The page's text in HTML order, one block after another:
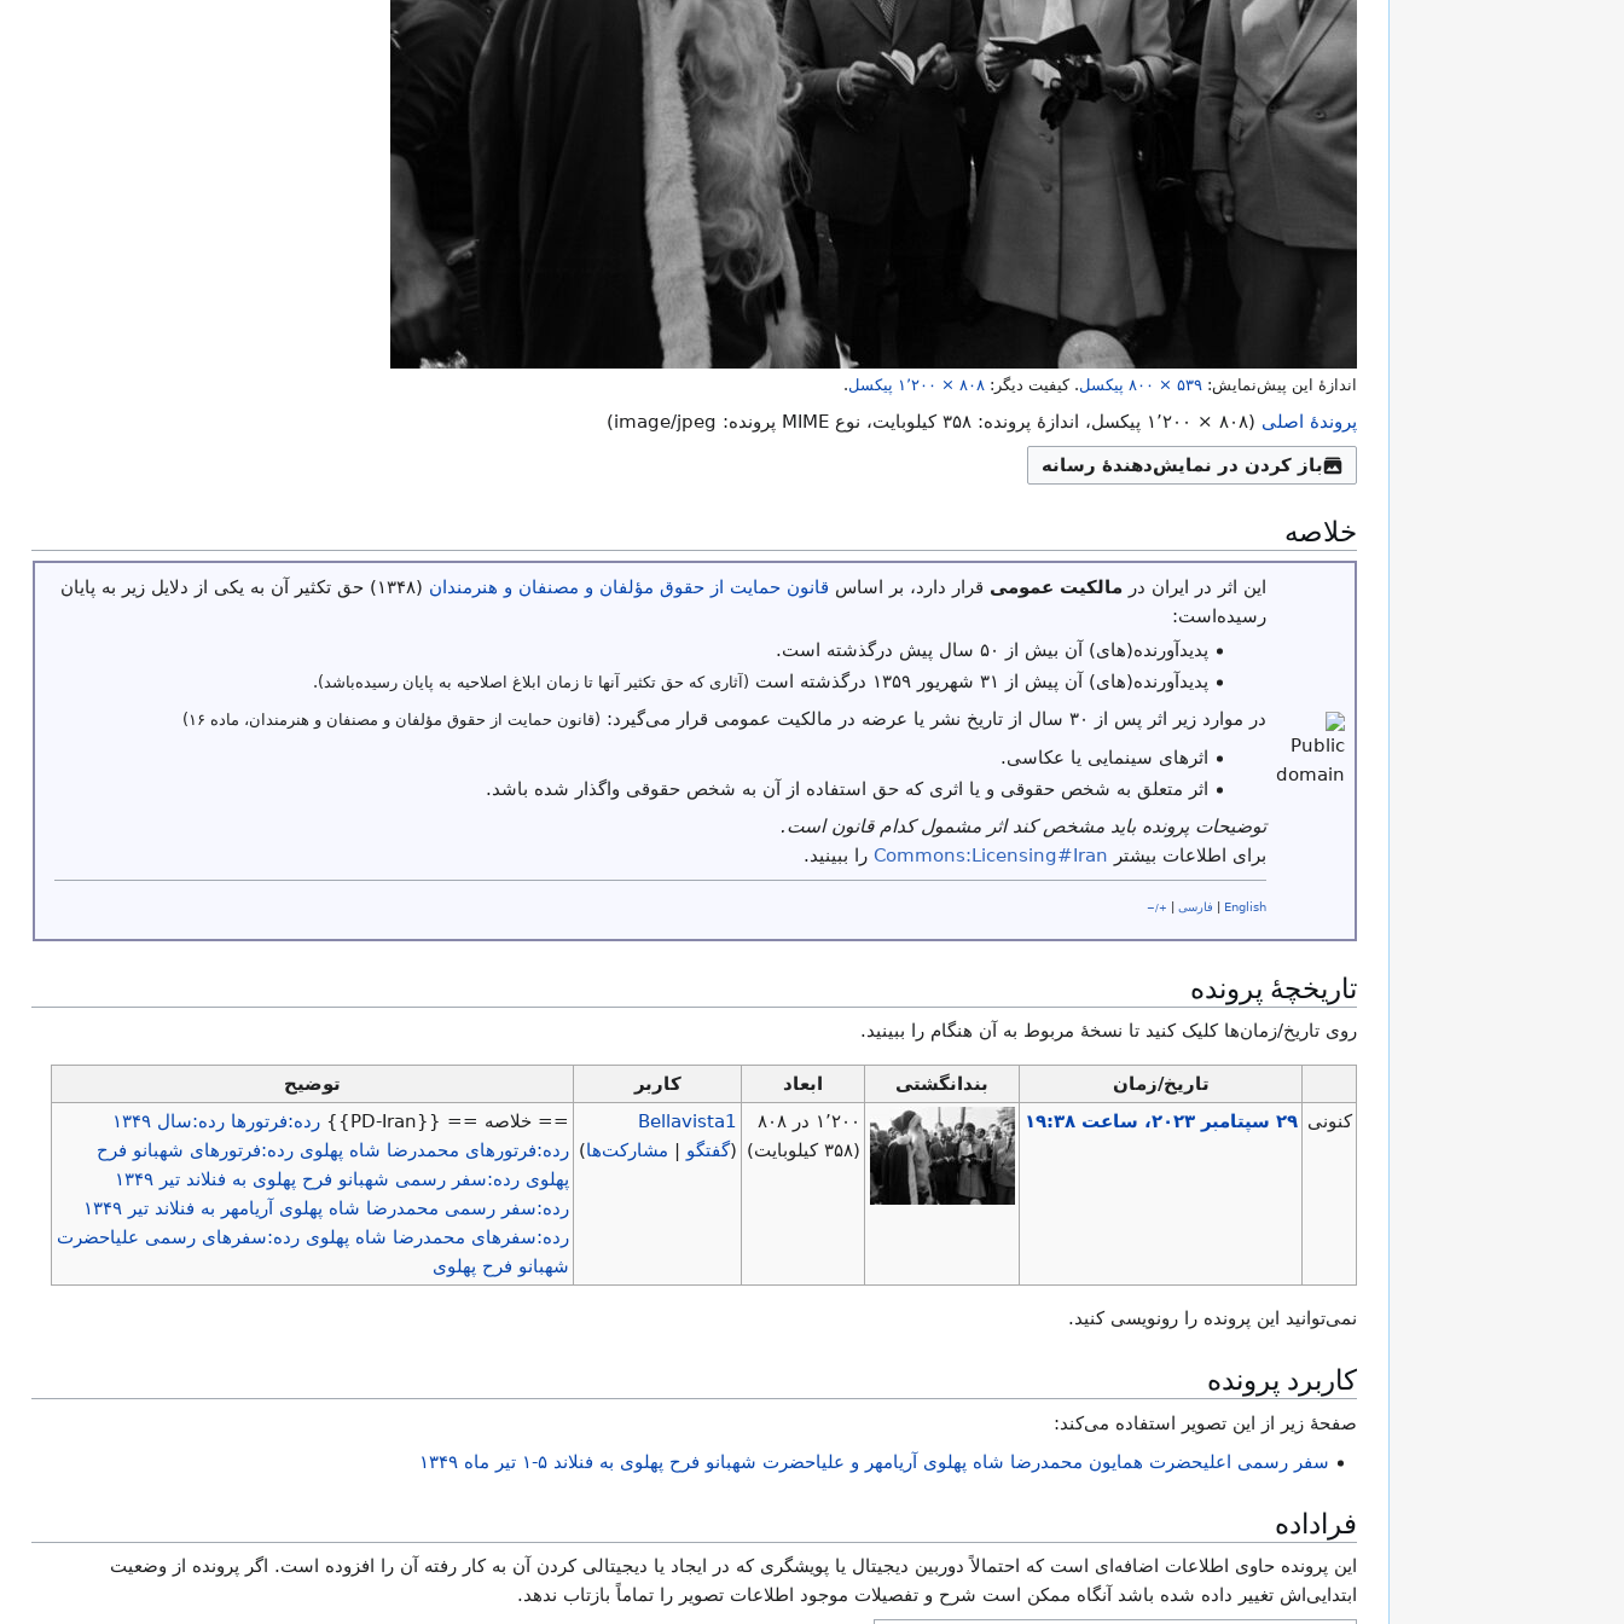
اندازهٔ این پیش‌نمایش: ۸۰۰ × ۵۳۹پیکسل.کیفیت دیگر: ۱٬۲۰۰ × ۸۰۸ پیکسل.
پروندهٔ اصلی (۱٬۲۰۰ × ۸۰۸ پیکسل، اندازهٔ پرونده: ۳۵۸ کیلوبایت، نوع MIME پرونده: image/jpeg
)
باز کردن در نمایش‌دهندهٔ رسانه
خلاصه
این اثر در ایران درمالکیت عمومی قرار دارد، بر اساس قانون حمایت از حقوق مؤلفان و مصنفان و هنرمندان
(۱۳۴۸) حق تکثیر آن به یکی از دلایل زیر به پایان
رسیده‌است:
پدیدآورنده(های) آن بیش از ۵۰ سال پیش درگذشته است.
پدیدآورنده(های) آن پیش از ۳۱ شهریور ۱۳۵۹ درگذشته است
(آثاری که حق تکثیر آنها تا زمان ابلاغ اصلاحیه به پایان رسیده‌باشد).
در موارد زیر اثر پس از ۳۰ سال از تاریخ نشر یا عرضه در مالکیت عمومی قرار می‌گیرد: (قانون حمایت از حقوق مؤلفان و مصنفان و هنرمندان، ماده ۱۶)
اثرهای سینمایی یا عکاسی.
اثر متعلق به شخص حقوقی و یا اثری که حق استفاده از آن به شخص حقوقی واگذار شده باشد.
توضیحات پرونده باید مشخص کند اثر مشمول کدام قانون است.
برای اطلاعات بیشتر Commons:Licensing#Iran را ببینید.
English فارسی +/−
تاریخچهٔ پرونده
روی تاریخ/زمان‌ها کلیک کنید تا نسخهٔ مربوط به آن هنگام را ببینید.
تاریخ/زمان بندانگشتی ابعاد کاربر
توضیح
کنونی ‏۲۹ سپتامبر ۲۰۲۳، ساعت ۱۹:۳۸
۱٬۲۰۰ در ۸۰۸
(۳۵۸ کیلوبایت)
Bellavista1
(گفتگو | مشارکت‌ها)
== خلاصه == {{PD-Iran}} رده:فرتورها رده:سال ۱۳۴۹
رده:فرتورهای محمدرضا شاه پهلوی رده:فرتورهای شهبانو فرح
پهلوی رده:سفر رسمی شهبانو فرح پهلوی به فنلاند تیر ۱۳۴۹
رده:سفر رسمی محمدرضا شاه پهلوی آریامهر به فنلاند تیر ۱۳۴۹
رده:سفرهای محمدرضا شاه پهلوی رده:سفرهای رسمی علیاحضرت
شهبانو فرح پهلوی
نمی‌توانید این پرونده را رونویسی کنید.
کاربرد پرونده
صفحهٔ زیر از این تصویر استفاده می‌کند:
سفر رسمی اعلیحضرت همایون محمدرضا شاه پهلوی آریامهر و علیاحضرت شهبانو فرح پهلوی به فنلاند ۵-۱ تیر ماه ۱۳۴۹
فراداده
این پرونده حاوی اطلاعات اضافه‌ای است که احتمالاً دوربین دیجیتال یا پویشگری که در ایجاد یا دیجیتالی کردن آن به کار رفته آن را افزوده است. اگر پرونده از وضعیت
ابتدایی‌اش تغییر داده شده باشد آنگاه ممکن است شرح و تفصیلات موجود اطلاعات تصویر را تماماً بازتاب ندهد.